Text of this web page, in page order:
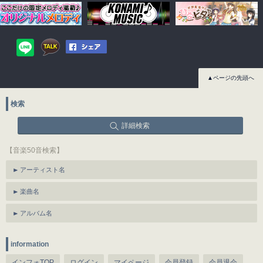
▲ページの先頭へ
検索
詳細検索
【音楽50音検索】
アーティスト名
楽曲名
アルバム名
information